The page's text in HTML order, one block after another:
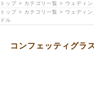
トップ > カテゴリ一覧 > ウェディ
トップ > カテゴリ一覧 > ウェディ
ドル
コンフェッティグラ